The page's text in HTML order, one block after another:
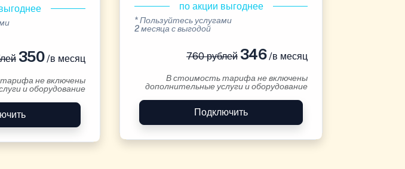
350/в месяц
не включены
и оборудование
по акции выгоднее
* Пользуйтесь услугами
2 месяца с выгодой
760 рублей346/в месяц
В стоимость тарифа не включены
дополнительные услуги и оборудование
Подключить